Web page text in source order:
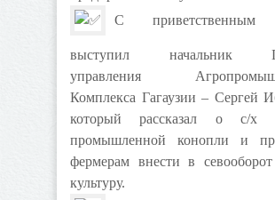
С приветственным
выступил начальник
управления
Комплекса Гагаузии – Сергей
который рассказал о с/х
промышленной конопли и
фермерам внести в
культуру.